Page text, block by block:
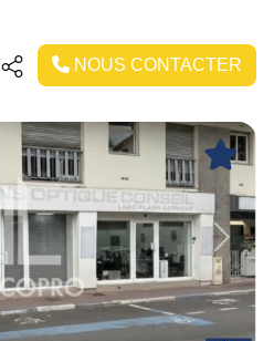
NOUS CONTACTER
Next